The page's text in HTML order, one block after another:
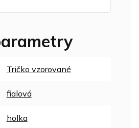
Tričko vzorované
fialová
holka